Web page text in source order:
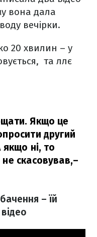
вона дала
вечірки.
20 хвилин – у
та ллє
Якщо це
другий
ні, то
не скасовував,–
– їй